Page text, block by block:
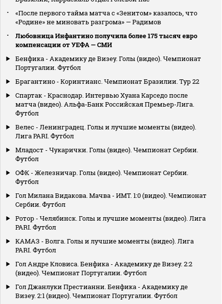
«После первого тайма матча с «Зенитом» казалось, что
«Родине» не миновать разгрома» — Радимов
Любовница Инфантино получила более 175 тысяч евро
компенсации от УЕФА — СМИ
Бенфика - Академику де Визеу. Голы (видео). Чемпионат
Португалии. Футбол
Брагантино - Коринтианс. Чемпионат Бразилии. Тур 22
Спартак - Краснодар. Интервью Хуана Карседо после
матча (видео). Альфа-Банк Российская Премьер-Лига.
Футбол
Велес - Ленинградец. Голы и лучшие моменты (видео).
Лига PARI. Футбол
Младост - Чукарички. Голы (видео). Чемпионат Сербии.
Футбол
ОФК - Железничар. Голы (видео). Чемпионат Сербии.
Футбол
Гол Милана Видакова. Мачва - ИМТ. 1:0 (видео). Чемпионат
Сербии. Футбол
Ротор - Челябинск. Голы и лучшие моменты (видео). Лига
PARI. Футбол
КАМАЗ - Волга. Голы и лучшие моменты (видео). Лига
PARI. Футбол
Гол Андре Кловиса. Бенфика - Академику де Визеу. 2:2
(видео). Чемпионат Португалии. Футбол
Гол Джанлуки Престианни. Бенфика - Академику де
Визеу. 2:1 (видео). Чемпионат Португалии. Футбол